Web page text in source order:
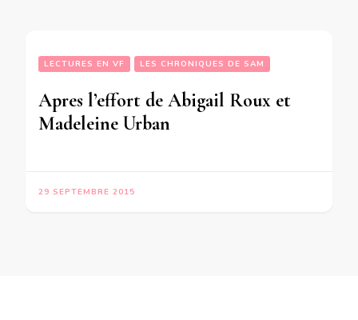
LECTURES EN VF LES CHRONIQUES DE SAM
Apres l’effort de Abigail Roux et
Madeleine Urban
29 SEPTEMBRE 2015